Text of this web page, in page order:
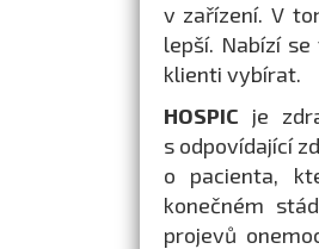
v zařízení. V
lepší. Nabízí
klienti vybírat.
HOSPIC je
s odpovídající
o pacienta,
konečném
projevů